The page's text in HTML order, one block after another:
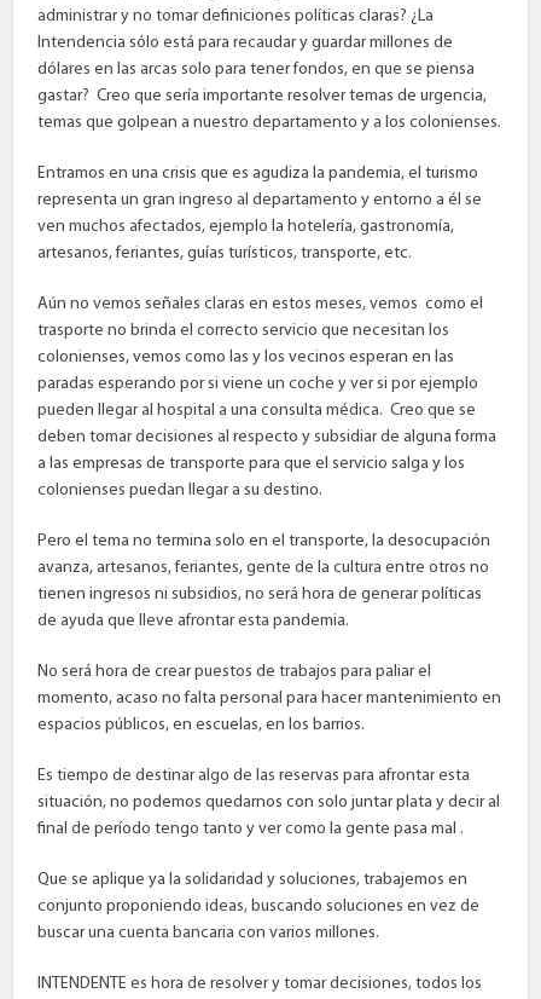
administrar y no tomar definiciones políticas claras? ¿La
Intendencia sólo está para recaudar y guardar millones de
dólares en las arcas solo para tener fondos, en que se piensa
gastar? Creo que sería importante resolver temas de urgencia,
temas que golpean a nuestro departamento y a los colonienses.
Entramos en una crisis que es agudiza la pandemia, el turismo
representa un gran ingreso al departamento y entorno a él se
ven muchos afectados, ejemplo la hotelería, gastronomía,
artesanos, feriantes, guías turísticos, transporte, etc.
Aún no vemos señales claras en estos meses, vemos como el
trasporte no brinda el correcto servicio que necesitan los
colonienses, vemos como las y los vecinos esperan en las
paradas esperando por si viene un coche y ver si por ejemplo
pueden llegar al hospital a una consulta médica. Creo que se
deben tomar decisiones al respecto y subsidiar de alguna forma
a las empresas de transporte para que el servicio salga y los
colonienses puedan llegar a su destino.
Pero el tema no termina solo en el transporte, la desocupación
avanza, artesanos, feriantes, gente de la cultura entre otros no
tienen ingresos ni subsidios, no será hora de generar políticas
de ayuda que lleve afrontar esta pandemia.
No será hora de crear puestos de trabajos para paliar el
momento, acaso no falta personal para hacer mantenimiento en
espacios públicos, en escuelas, en los barrios.
Es tiempo de destinar algo de las reservas para afrontar esta
situación, no podemos quedarnos con solo juntar plata y decir al
final de período tengo tanto y ver como la gente pasa mal .
Que se aplique ya la solidaridad y soluciones, trabajemos en
conjunto proponiendo ideas, buscando soluciones en vez de
buscar una cuenta bancaria con varios millones.
INTENDENTE es hora de resolver y tomar decisiones, todos los